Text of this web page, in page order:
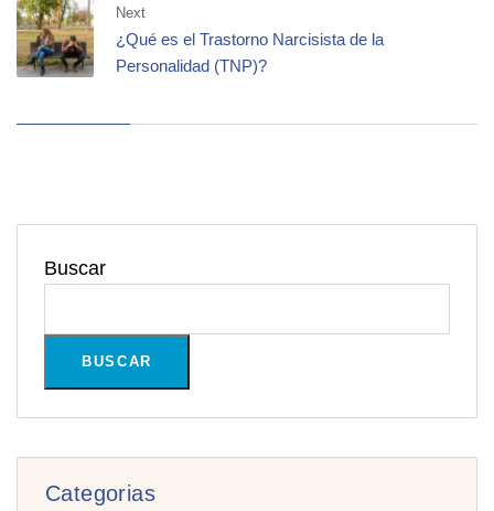
Next
¿Qué es el Trastorno Narcisista de la
Personalidad (TNP)?
Buscar
BUSCAR
Categorias